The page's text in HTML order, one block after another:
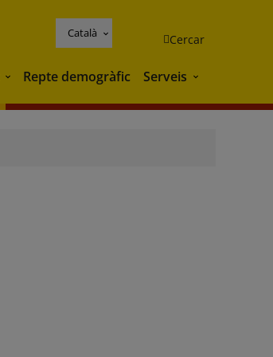
Català Cercar
Medi ambient
Repte demogràfic Serveis Serveis